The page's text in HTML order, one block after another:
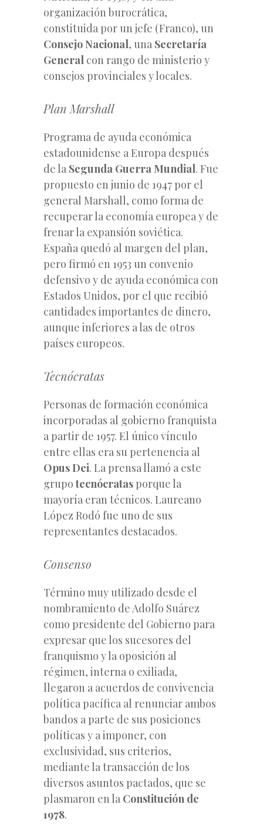
organización burocrática,
constituida por un jefe (Franco), un
Consejo Nacional, una Secretaría
General con rango de ministerio y
consejos provinciales y locales.
Plan Marshall
Programa de ayuda económica
estadounidense a Europa después
de la Segunda Guerra Mundial. Fue
propuesto en junio de 1947 por el
general Marshall, como forma de
recuperar la economía europea y de
frenar la expansión soviética.
España quedó al margen del plan,
pero firmó en 1953 un convenio
defensivo y de ayuda económica con
Estados Unidos, por el que recibió
cantidades importantes de dinero,
aunque inferiores a las de otros
países europeos.
Tecnócratas
Personas de formación económica
incorporadas al gobierno franquista
a partir de 1957. El único vínculo
entre ellas era su pertenencia al
Opus Dei. La prensa llamó a este
grupotecnócratas porque la
mayoría eran técnicos. Laureano
López Rodó fue uno de sus
representantes destacados.
Consenso
Término muy utilizado desde el
nombramiento de Adolfo Suárez
como presidente del Gobierno para
expresar que los sucesores del
franquismo y la oposición al
régimen, interna o exiliada,
llegaron a acuerdos de convivencia
política pacífica al renunciar ambos
bandos a parte de sus posiciones
políticas y a imponer, con
exclusividad, sus criterios,
mediante la transacción de los
diversos asuntos pactados, que se
plasmaron en la Constitución de
1978.